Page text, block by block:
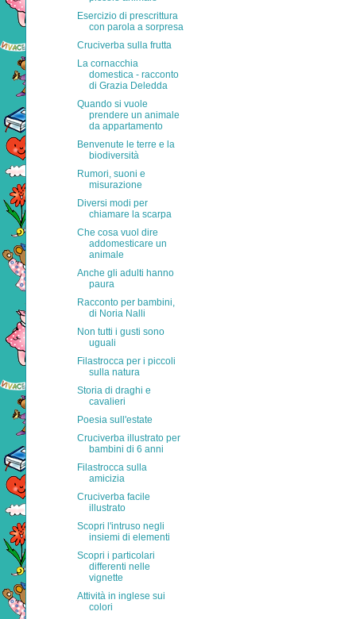
Esercizio di prescrittura
con parola a sorpresa
Cruciverba sulla frutta
La cornacchia
domestica - racconto
di Grazia Deledda
Quando si vuole
prendere un animale
da appartamento
Benvenute le terre e la
biodiversità
Rumori, suoni e
misurazione
Diversi modi per
chiamare la scarpa
Che cosa vuol dire
addomesticare un
animale
Anche gli adulti hanno
paura
Racconto per bambini,
di Noria Nalli
Non tutti i gusti sono
uguali
Filastrocca per i piccoli
sulla natura
Storia di draghi e
cavalieri
Poesia sull'estate
Cruciverba illustrato per
bambini di 6 anni
Filastrocca sulla
amicizia
Cruciverba facile
illustrato
Scopri l'intruso negli
insiemi di elementi
Scopri i particolari
differenti nelle
vignette
Attività in inglese sui
colori